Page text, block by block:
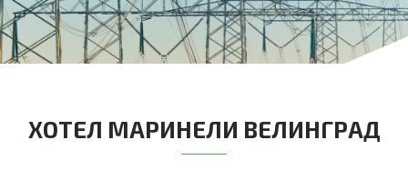
ХОТЕЛ МАРИНЕЛИ ВЕЛИНГРАД